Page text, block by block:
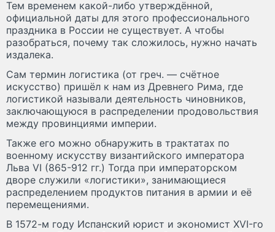
Тем временем какой-либо утверждённой,
официальной даты для этого профессионального
праздника в России не существует. А чтобы
разобраться, почему так сложилось, нужно начать
издалека.
Сам термин логистика (от греч. — счётное
искусство) пришёл к нам из Древнего Рима, где
логистикой называли деятельность чиновников,
заключающуюся в распределении продовольствия
между провинциями империи.
Также его можно обнаружить в трактатах по
военному искусству византийского императора
Льва VI (865-912 гг.) Тогда при императорском
дворе служили «логистики», занимающиеся
распределением продуктов питания в армии и её
перемещениями.
В 1572-м году Испанский юрист и экономист XVI-го